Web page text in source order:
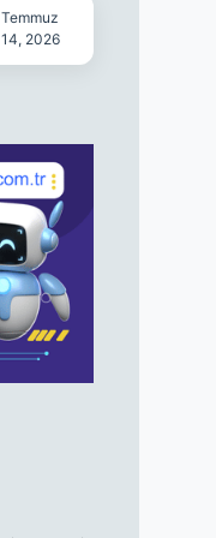
Temmuz
14, 2026